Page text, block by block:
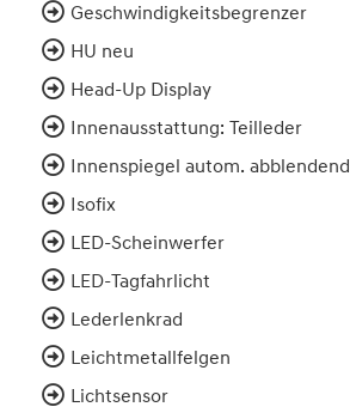
Geschwindigkeitsbegrenzer
HU neu
Head-Up Display
Innenausstattung: Teilleder
Innenspiegel autom. abblendend
Isofix
LED-Scheinwerfer
LED-Tagfahrlicht
Lederlenkrad
Leichtmetallfelgen
Lichtsensor